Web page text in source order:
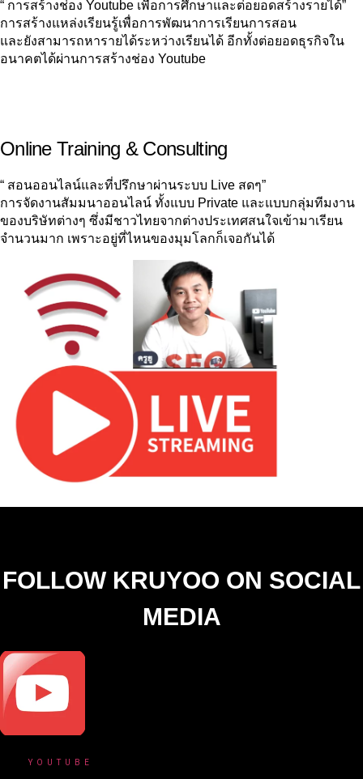
“ การสร้างช่อง Youtube เพื่อการศึกษาและต่อยอดสร้างรายได้”
การสร้างแหล่งเรียนรู้เพื่อการพัฒนาการเรียนการสอน
และยังสามารถหารายได้ระหว่างเรียนได้ อีกทั้งต่อยอดธุรกิจใน
อนาคตได้ผ่านการสร้างช่อง Youtube
Online Training & Consulting
“ สอนออนไลน์และที่ปรึกษาผ่านระบบ Live สดๆ”
การจัดงานสัมมนาออนไลน์ ทั้งแบบ Private และแบบกลุ่มทีมงาน
ของบริษัทต่างๆ ซึ่งมีชาวไทยจากต่างประเทศสนใจเข้ามาเรียน
จำนวนมาก เพราะอยู่ที่ไหนของมุมโลกก็เจอกันได้
FOLLOW KRUYOO ON SOCIAL
MEDIA
YOUTUBE